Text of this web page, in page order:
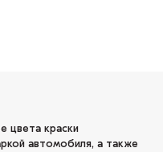
цвета краски
автомобиля, а также